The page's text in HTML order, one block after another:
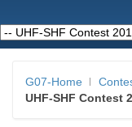
G07-Home
UHF-SHF Contest